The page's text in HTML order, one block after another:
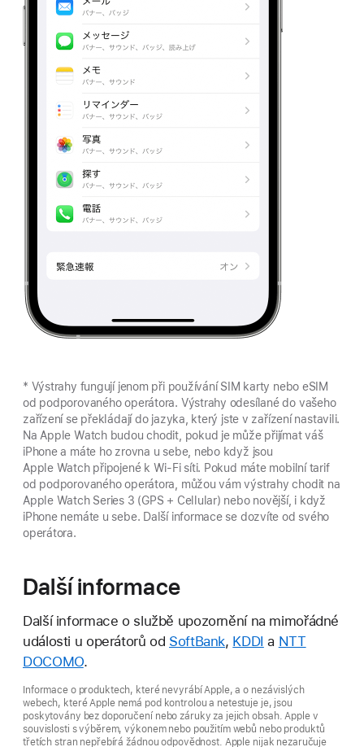
* Výstrahy fungují jenom při používání SIM karty nebo eSIM
od podporovaného operátora. Výstrahy odesílané do vašeho
zařízení se překládají do jazyka, který jste v zařízení nastavili.
Na Apple Watch budou chodit, pokud je může přijímat váš
iPhone a máte ho zrovna u sebe, nebo když jsou
Apple Watch připojené k Wi-Fi síti. Pokud máte mobilní tarif
od podporovaného operátora, můžou vám výstrahy chodit na
Apple Watch Series 3 (GPS + Cellular) nebo novější, i když
iPhone nemáte u sebe. Další informace se dozvíte od svého
operátora.
Další informace
Další informace o službě upozornění na mimořádné
události u operátorů od SoftBank, KDDI a NTT
DOCOMO.
Informace o produktech, které nevyrábí Apple, a o nezávislých
webech, které Apple nemá pod kontrolou a netestuje je, jsou
poskytovány bez doporučení nebo záruky za jejich obsah. Apple v
souvislosti s výběrem, výkonem nebo použitím webů nebo produktů
třetích stran nepřebírá žádnou odpovědnost. Apple nijak nezaručuje